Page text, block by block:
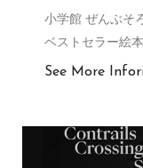
小学館 ぜんぶそ
ベストセラー絵
See More